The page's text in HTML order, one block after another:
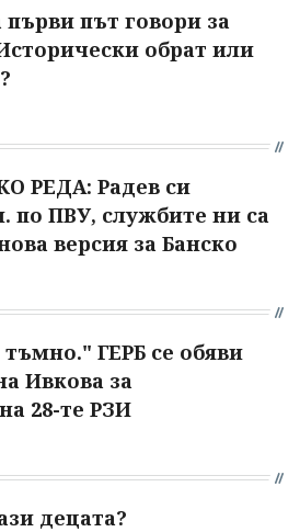
първи път говори за
обрат или
РЕДА: Радев си
по ПВУ, службите ни са
версия за Банско
тъмно." ГЕРБ се обяви
Ивкова за
28-те РЗИ
децата?